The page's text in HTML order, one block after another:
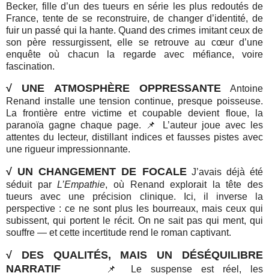
Becker, fille d’un des tueurs en série les plus redoutés de
France, tente de se reconstruire, de changer d’identité, de
fuir un passé qui la hante. Quand des crimes imitant ceux de
son père ressurgissent, elle se retrouve au cœur d’une
enquête où chacun la regarde avec méfiance, voire
fascination.
√ UNE ATMOSPHÈRE OPPRESSANTE
Antoine
Renand installe une tension continue, presque poisseuse.
La frontière entre victime et coupable devient floue, la
paranoïa gagne chaque page. 📌 L’auteur joue avec les
attentes du lecteur, distillant indices et fausses pistes avec
une rigueur impressionnante.
√ UN CHANGEMENT DE FOCALEJ’avais déjà été
séduit parL’Empathie, où Renand explorait la tête des
tueurs avec une précision clinique. Ici, il inverse la
perspective : ce ne sont plus les bourreaux, mais ceux qui
subissent, qui portent le récit. On ne sait pas qui ment, qui
souffre — et cette incertitude rend le roman captivant.
√ DES QUALITÉS, MAIS UN DÉSÉQUILIBRE
NARRATIF
📌
Le suspense est réel, les